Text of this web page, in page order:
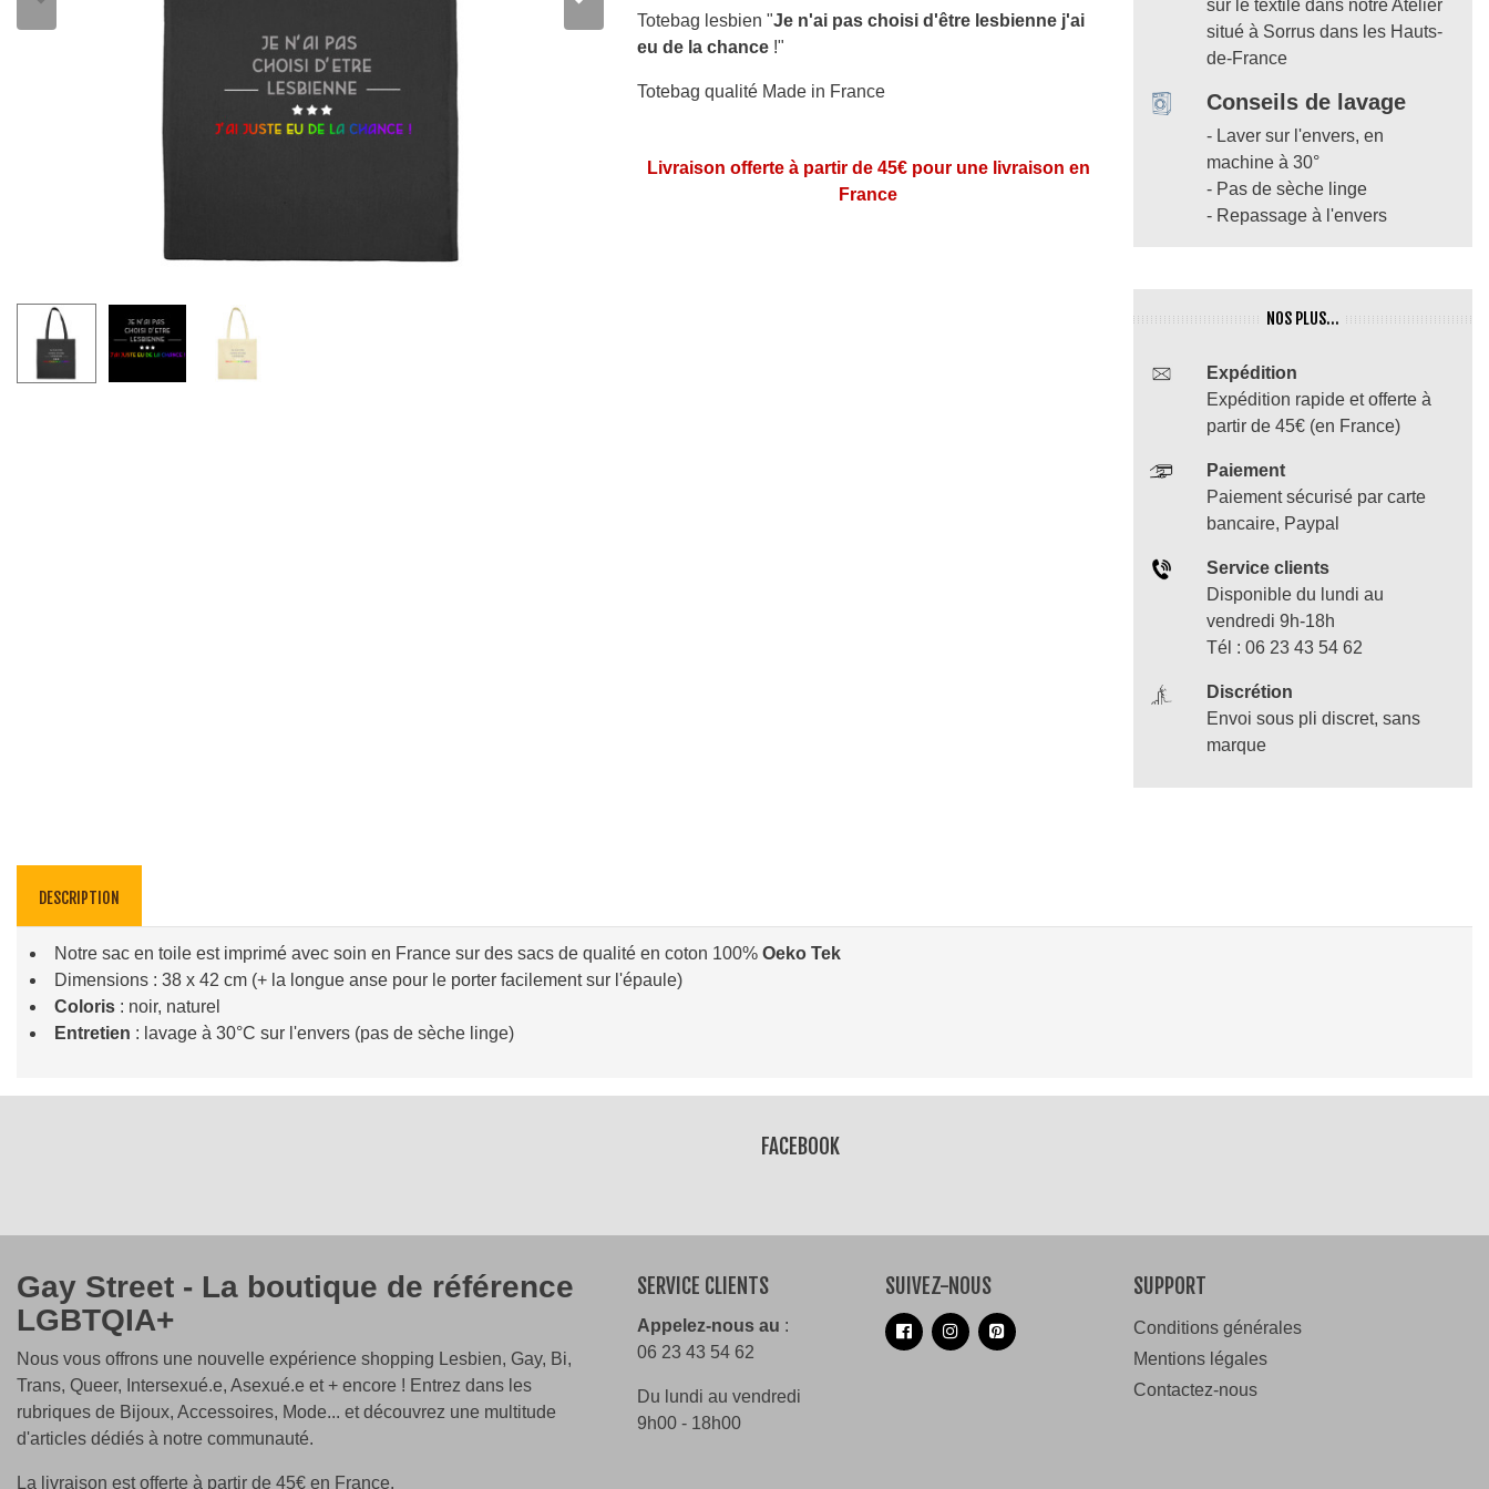
Totebag lesbien "Je n'ai pas choisi d'être lesbienne j'ai
eu de la chance !"
Totebag qualité Made in France
Livraison offerte à partir de 45€ pour une livraison en
France
sur le textile dans notre Atelier
situé à Sorrus dans les Hauts-
de-France
Conseils de lavage
- Laver sur l'envers, en
machine à 30°
- Pas de sèche linge
- Repassage à l'envers
NOS PLUS...
Expédition
Expédition rapide et offerte à
partir de 45€ (en France)
Paiement
Paiement sécurisé par carte
bancaire, Paypal
Service clients
Disponible du lundi au
vendredi 9h-18h
Tél : 06 23 43 54 62
Discrétion
Envoi sous pli discret, sans
marque
DESCRIPTION
Notre sac en toile est imprimé avec soin en France sur des sacs de qualité en coton 100% Oeko Tek
Dimensions : 38 x 42 cm (+ la longue anse pour le porter facilement sur l'épaule)
Coloris : noir, naturel
Entretien : lavage à 30°C sur l'envers (pas de sèche linge)
Lire la suite
FACEBOOK
Gay Street - La boutique de référence
LGBTQIA+
Nous vous offrons une nouvelle expérience shopping Lesbien, Gay, Bi,
Trans, Queer, Intersexué.e, Asexué.e et + encore ! Entrez dans les
rubriques de Bijoux, Accessoires, Mode... et découvrez une multitude
d'articles dédiés à notre communauté.
La livraison est offerte à partir de 45€ en France.
SERVICE CLIENTS
Appelez-nous au :
06 23 43 54 62
Du lundi au vendredi
9h00 - 18h00
SUIVEZ-NOUS SUPPORT
Conditions générales
Mentions légales
Contactez-nous